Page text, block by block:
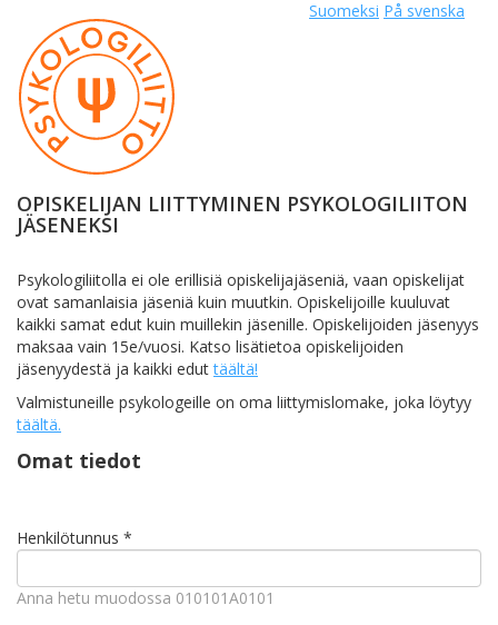
Suomeksi På svenska
OPISKELIJAN LIITTYMINEN PSYKOLOGILIITON
JÄSENEKSI
Psykologiliitolla ei ole erillisiä opiskelijajäseniä, vaan opiskelijat
ovat samanlaisia jäseniä kuin muutkin. Opiskelijoille kuuluvat
kaikki samat edut kuin muillekin jäsenille. Opiskelijoiden jäsenyys
maksaa vain 15e/vuosi. Katso lisätietoa opiskelijoiden
jäsenyydestä ja kaikki eduttäältä!
Valmistuneille psykologeille on oma liittymislomake, joka löytyy
täältä.
Omat tiedot
Henkilötunnus *
Anna hetu muodossa 010101A0101